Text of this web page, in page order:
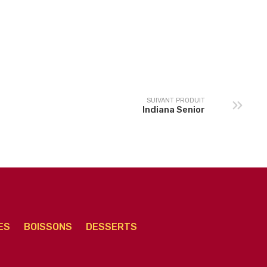
SUIVANT PRODUIT
Indiana Senior
BOISSONS DESSERTS